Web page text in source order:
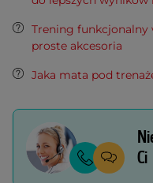
Trening funkcjonalny
proste akcesoria
Jaka mata pod
Ci